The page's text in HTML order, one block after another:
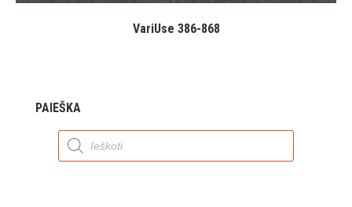
VariUse 386-868
PAIEŠKA
Products
search